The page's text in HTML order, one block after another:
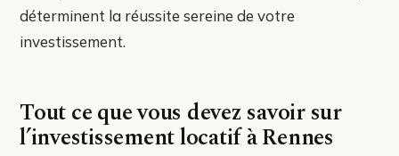
déterminent la réussite sereine de votre
investissement.
Tout ce que vous devez savoir sur
l’investissement locatif à Rennes